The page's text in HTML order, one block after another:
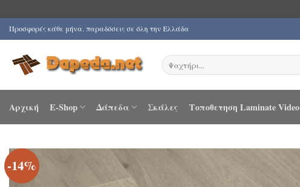
Μετάβαση
στο
περιεχόμενο
Προσφορές κάθε μήνα. παραδόσεις σε όλη την Ελλάδα
Αναζήτηση
για:
Αρχική E-Shop Δάπεδα Σκάλες Τοποθετηση Laminate Video
-14%